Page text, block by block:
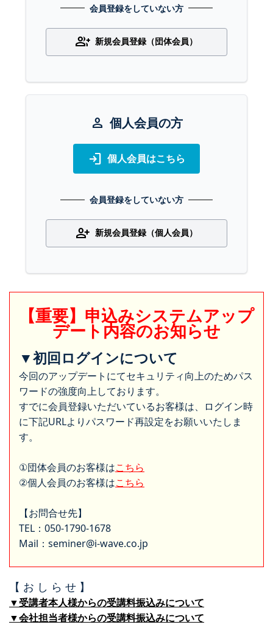
会員登録をしていない方
group_add 新規会員登録（団体会員）
person 個人会員の方
login 個人会員はこちら
会員登録をしていない方
person_add 新規会員登録（個人会員）
【重要】申込みシステムアップ
デート内容のお知らせ
▼初回ログインについて
今回のアップデートにてセキュリティ向上のためパス
ワードの強度向上しております。
すでに会員登録いただいているお客様は、ログイン時
に下記URLよりパスワード再設定をお願いいたしま
す。
①団体会員のお客様はこちら
②個人会員のお客様はこちら
【お問合せ先】
TEL：050-1790-1678
Mail：seminer@i-wave.co.jp
【 お し ら せ 】
▼受講者本人様からの受講料振込みについて
▼会社担当者様からの受講料振込みについて